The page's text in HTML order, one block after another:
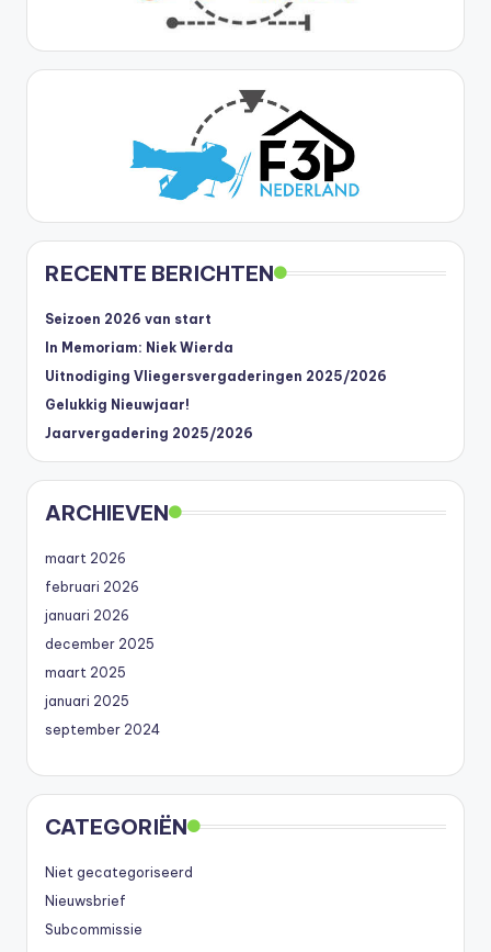
RECENTE BERICHTEN
Seizoen 2026 van start
In Memoriam: Niek Wierda
Uitnodiging Vliegersvergaderingen 2025/2026
Gelukkig Nieuwjaar!
Jaarvergadering 2025/2026
ARCHIEVEN
maart 2026
februari 2026
januari 2026
december 2025
maart 2025
januari 2025
september 2024
CATEGORIËN
Niet gecategoriseerd
Nieuwsbrief
Subcommissie